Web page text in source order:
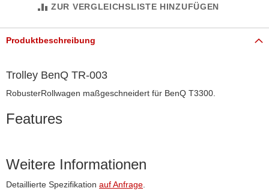
ZUR VERGLEICHSLISTE HINZUFÜGEN
Produktbeschreibung
Trolley BenQ TR-003
RobusterRollwagen maßgeschneidert für BenQ T3300.
Features
Weitere Informationen
Detaillierte Spezifikation auf Anfrage.